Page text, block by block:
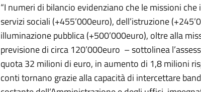
“I numeri di bilancio evidenziano che le missioni
servizi sociali (+455’000euro), dell’istruzione
illuminazione pubblica (+500’000euro), oltre alla
previsione di circa 120’000euro – sottolinea
quota 32 milioni di euro, in aumento di 1,8 milioni
conti tornano grazie alla capacità di intercettare